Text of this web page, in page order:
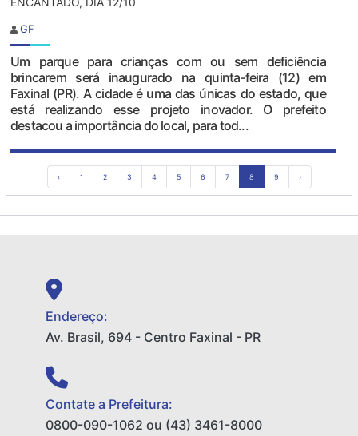
GF
Um parque para crianças com ou sem deficiência
brincarem será inaugurado na quinta-feira (12) em
Faxinal (PR). A cidade é uma das únicas do estado, que
está realizando esse projeto inovador. O prefeito
destacou a importância do local, para tod...
‹ 1 2 3 4 5 6 7 8 9 ›
Endereço:
Av. Brasil, 694 - Centro Faxinal - PR
Contate a Prefeitura:
0800-090-1062 ou (43) 3461-8000